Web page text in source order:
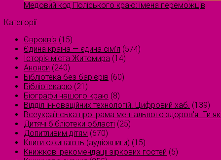
Медовий код Поліського краю: імена переможців
Категорії
Євроквіз (15)
Єдина країна — єдина сім’я (574)
Історія міста Житомира (14)
Анонси (240)
Бібліотека без бар'єрів (60)
Бібліотекарю (21)
Біографи нашого краю (8)
Відділ інноваційних технологій. Цифровий хаб. (139)
Всеукраїнська програма ментального здоров'я "Ти
Дитячі бібліотеки області (25)
Допитливим дітям (670)
Книги оживають (аудіокниги) (15)
Книжкові рекомендації зіркових гостей (5)